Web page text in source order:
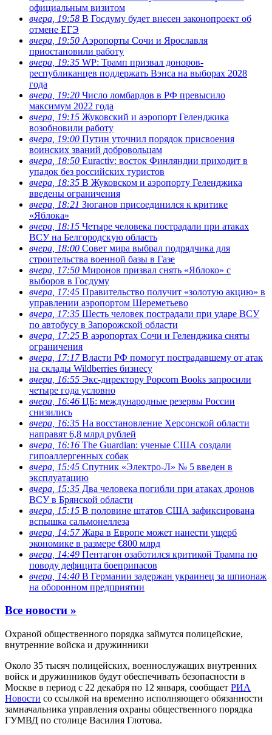
официальным визитом
вчера, 19:58 В Госдуму будет внесен законопроект об
отмене ЕГЭ
вчера, 19:50 Аэропорты Сочи и Ярославля
приостановили работу
вчера, 19:35 WP: Трамп призвал доноров-
республиканцев поддержать Вэнса на выборах 2028
года
вчера, 19:20 Число ломбардов в РФ превысило
максимум 2022 года
вчера, 19:15 Жуковский и аэропорт Геленджика
возобновили работу
вчера, 19:00 Путин уточнил порядок присвоения
воинских званий добровольцам
вчера, 18:50 Euractiv: восток Финляндии приходит в
упадок без российских туристов
вчера, 18:35 В Жуковском и аэропорту Геленджика
введены ограничения
вчера, 18:21 Зюганов присоединился к критике
«Яблока»
вчера, 18:15 Четыре человека пострадали при атаках
ВСУ на Белгородскую область
вчера, 18:00 Совет мира выбрал подрядчика для
строительства военной базы в Газе
вчера, 17:50 Миронов призвал снять «Яблоко» с
выборов в Госдуму
вчера, 17:45 Правительство получит «золотую акцию» в
управлении аэропортом Шереметьево
вчера, 17:35 Шесть человек пострадали при ударе ВСУ
по автобусу в Запорожской области
вчера, 17:25 В аэропортах Сочи и Геленджика сняты
ограничения
вчера, 17:17Власти РФ помогут пострадавшему от атак
на склады Wildberries бизнесу
вчера, 16:55 Экс-директору Popcorn Books запросили
четыре года условно
вчера, 16:46 ЦБ: международные резервы России
снизились
вчера, 16:35 На восстановление Херсонской области
направят 6,8 млрд рублей
вчера, 16:16 The Guardian: ученые США создали
гипоаллергенных собак
вчера, 15:45 Спутник «Электро-Л» № 5 введен в
эксплуатацию
вчера, 15:35 Два человека погибли при атаках дронов
ВСУ в Брянской области
вчера, 15:15 В половине штатов США зафиксирована
вспышка сальмонеллеза
вчера, 14:57Жара в Европе может нанести ущерб
экономике в размере €800 млрд
вчера, 14:49 Пентагон озаботился критикой Трампа по
поводу дефицита боеприпасов
вчера, 14:40 В Германии задержан украинец за шпионаж
на оборонном предприятии
Все новости »
Охраной общественного порядка займутся полицейские,
внутренние войска и дружинники
Около 35 тысяч полицейских, военнослужащих внутренних
войск и дружинников будут обеспечивать безопасности в
Москве в период с 22 декабря по 12 января, сообщает РИА
Новости со ссылкой на временно исполняющего обязанности
замначальника управления охраны общественного порядка
ГУМВД по столице Василия Глотова.